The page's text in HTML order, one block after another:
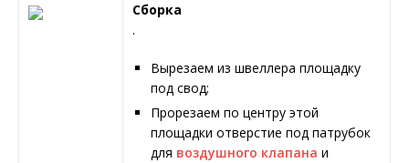
Сборка
.
Вырезаем из швеллера площадку
под свод;
Прорезаем по центру этой
площадки отверстие под патрубок
для воздушного клапана и